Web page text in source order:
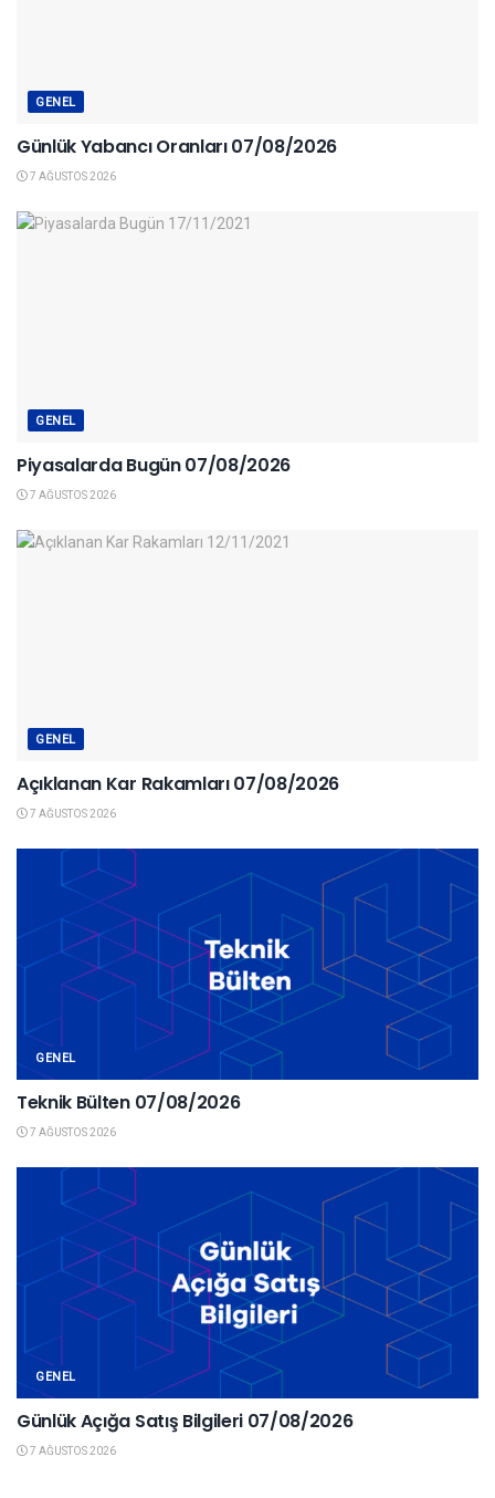
GENEL
Günlük Yabancı Oranları 07/08/2026
7 AĞUSTOS 2026
GENEL
Piyasalarda Bugün 07/08/2026
7 AĞUSTOS 2026
GENEL
Açıklanan Kar Rakamları 07/08/2026
7 AĞUSTOS 2026
GENEL
Teknik Bülten 07/08/2026
7 AĞUSTOS 2026
GENEL
Günlük Açığa Satış Bilgileri 07/08/2026
7 AĞUSTOS 2026